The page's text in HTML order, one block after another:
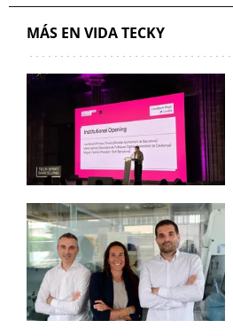
MÁS EN VIDA TECKY